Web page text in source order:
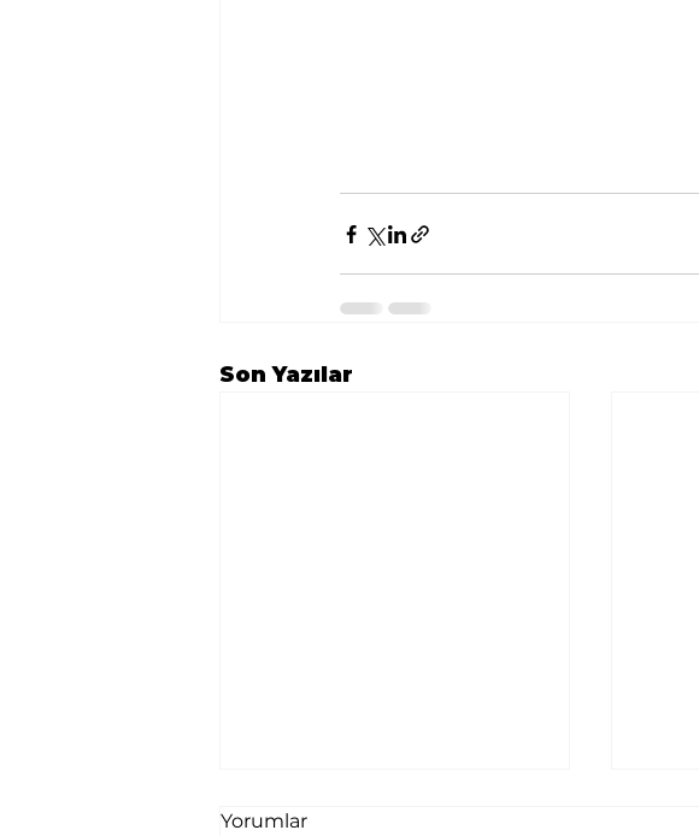
Son Yazılar
Yorumlar